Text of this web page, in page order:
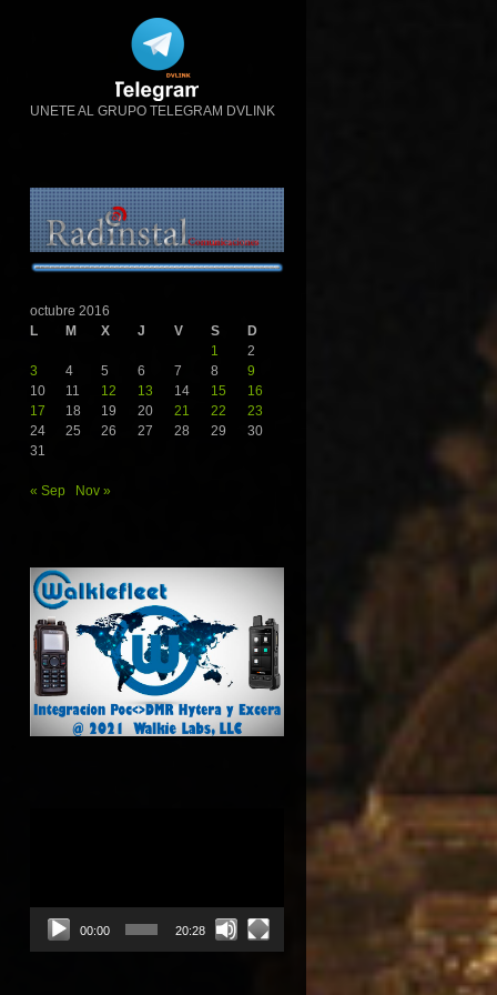
UNETE AL GRUPO TELEGRAM DVLINK
octubre 2016
L
M X J V S
D
1
2
3
4 5 6 7 8
9
10
11 12 13 14 15
16
17
18 19 20 21 22
23
24
25 26 27 28 29
30
31
« Sep Nov »
00:00 20:28